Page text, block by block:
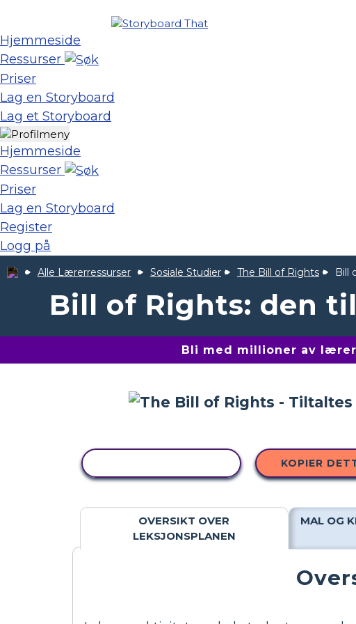
Hjemmeside
Ressurser
Priser
Lag en Storyboard
Lag et Storyboard
Hjemmeside
Ressurser
Priser
Lag en Storyboard
Register
Logg på
Alle Lærerressurser Sosiale Studier The Bill of Rights Bill
Bill of Rights: den
Bli med millioner av
KOPIER
OVERSIKT OVER
LEKSJONSPLANEN
MAL OG